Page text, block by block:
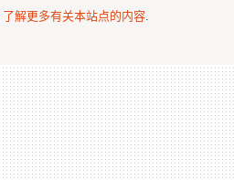
了解更多有关本站点的内容.